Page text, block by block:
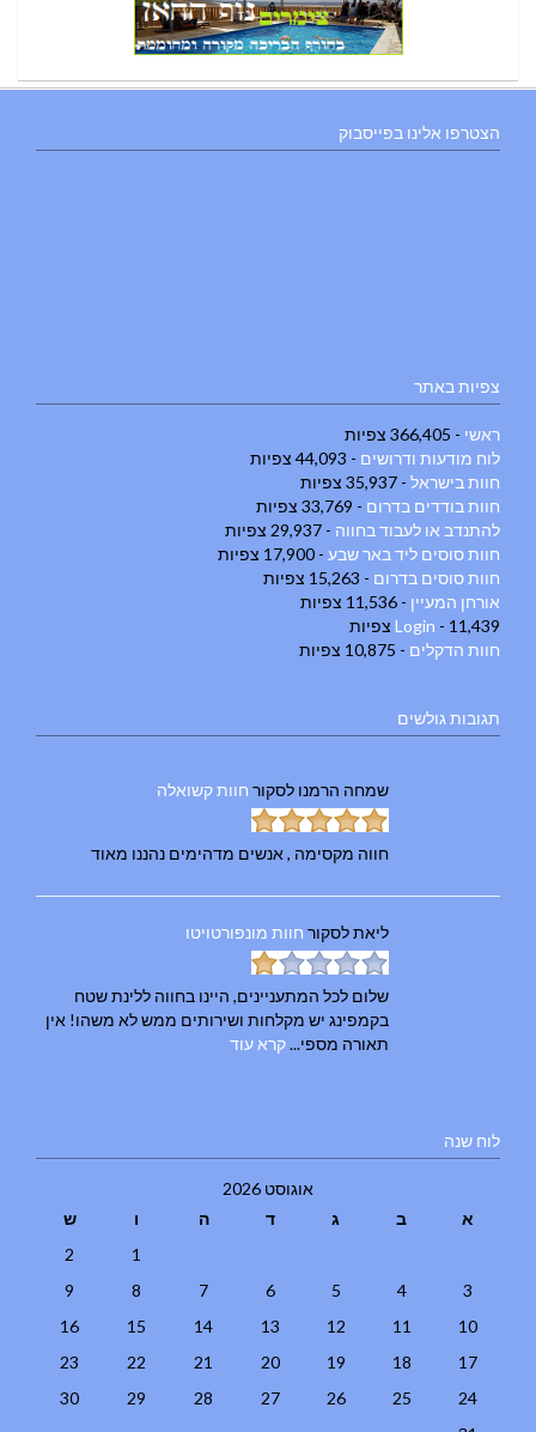
הצטרפו אלינו בפייסבוק
צפיות באתר
ראשי - 366,405 צפיות
לוח מודעות ודרושים - 44,093 צפיות
חוות בישראל - 35,937 צפיות
חוות בודדים בדרום - 33,769 צפיות
להתנדב או לעבוד בחווה - 29,937 צפיות
חוות סוסים ליד באר שבע - 17,900 צפיות
חוות סוסים בדרום - 15,263 צפיות
אורחן המעיין - 11,536 צפיות
Login - 11,439 צפיות
חוות הדקלים - 10,875 צפיות
תגובות גולשים
שמחה הרמנו לסקור חוות קשואלה
חווה מקסימה , אנשים מדהימים נהננו מאוד
ליאתלסקור חוות מונפורטויטו
שלום לכל המתעניינים, היינו בחווה ללינת שטח
בקמפינג יש מקלחות ושירותים ממש לא משהו! אין
תאורה מספי...קרא עוד
לוח שנה
אוגוסט 2026
א
ב ג ד ה ו
ש
1
2
3
4
5
6
7
8
9
10
11
12
13
14
15
16
17
18
19
20
21
22
23
24
25
26
27
28
29
30